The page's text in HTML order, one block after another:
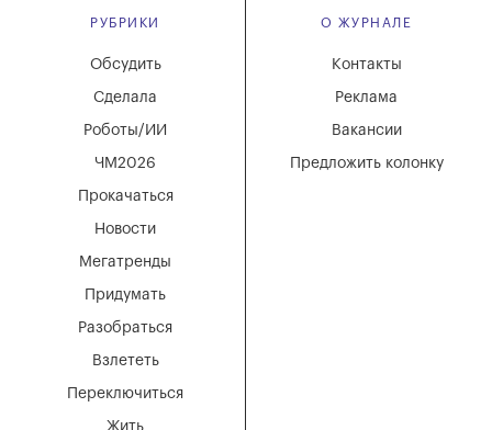
РУБРИКИ
Мегатренды
Придумать
Разобраться
Взлететь
Новости
Переключиться
Жить
Обсудить
Сделала
Роботы/ИИ
ЧМ2026
Прокачаться
О ЖУРНАЛЕ
Вакансии
Реклама
Контакты
Предложить колонку